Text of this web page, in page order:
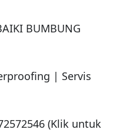
BUMBUNG
| Servis
(Klik untuk